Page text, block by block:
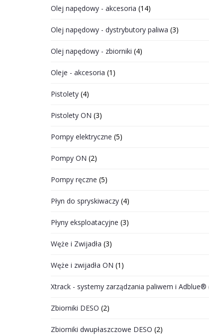
Olej napędowy - akcesoria (14)
Olej napędowy - dystrybutory paliwa (3)
Olej napędowy - zbiorniki (4)
Oleje - akcesoria (1)
Pistolety (4)
Pistolety ON (3)
Pompy elektryczne (5)
Pompy ON (2)
Pompy ręczne (5)
Płyn do spryskiwaczy (4)
Płyny eksploatacyjne (3)
Węże i Zwijadła (3)
Węże i zwijadła ON (1)
Xtrack - systemy zarządzania paliwem i Adblue®
Zbiorniki DESO (2)
Zbiorniki dwupłaszczowe DESO (2)